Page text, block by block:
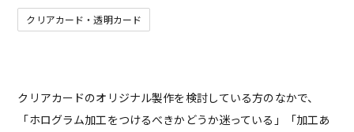
クリアカード・透明カード
クリアカードのオリジナル製作を検討している方のなかで、
「ホログラム加工をつけるべきかどうか迷っている」「加工あ